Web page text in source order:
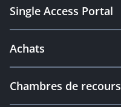
Single Access Portal
Achats
Chambres de recours